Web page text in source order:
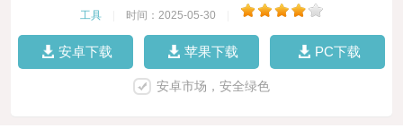
工具 时间：2025-05-30
安卓下载 苹果下载 PC下载
安卓市场，安全绿色